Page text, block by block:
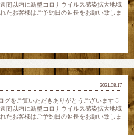
間以内に新型コロナウイルス感染拡大地域
たお客様はご予約日の延長をお願い致しま
2021.08.17
グをご覧いただきありがとうございます♡
間以内に新型コロナウイルス感染拡大地域
たお客様はご予約日の延長をお願い致しま